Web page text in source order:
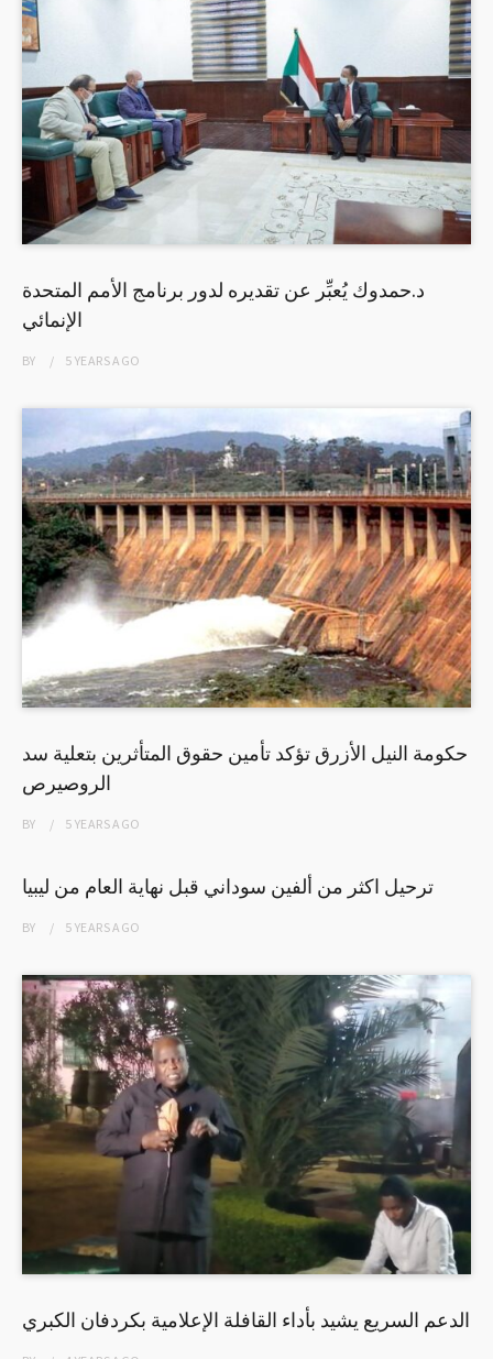
د.حمدوك يُعبِّر عن تقديره لدور برنامج الأمم المتحدة
الإنمائي
BY 5 YEARSAGO
حكومة النيل الأزرق تؤكد تأمين حقوق المتأثرين بتعلية سد
الروصيرص
BY 5 YEARSAGO
ترحيل اكثر من ألفين سوداني قبل نهاية العام من ليبيا
BY 5 YEARSAGO
الدعم السريع يشيد بأداء القافلة الإعلامية بكردفان الكبري